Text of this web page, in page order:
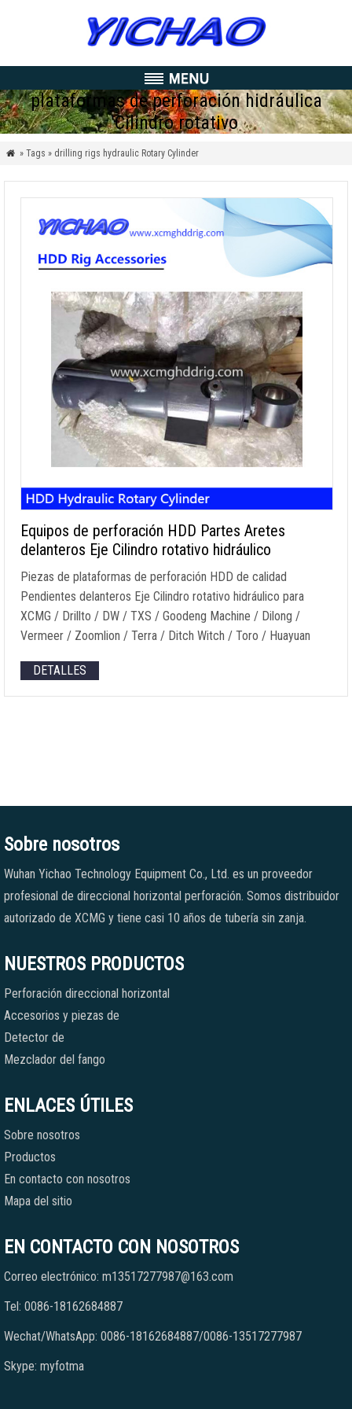
plataformas de perforación hidráulica
Cilindro rotativo
 » Tags » drilling rigs hydraulic Rotary Cylinder
Equipos de perforación HDD Partes Aretes
delanteros Eje Cilindro rotativo hidráulico
Piezas de plataformas de perforación HDD de calidad
Pendientes delanteros Eje Cilindro rotativo hidráulico para
XCMG / Drillto / DW / TXS / Goodeng Machine / Dilong /
Vermeer / Zoomlion / Terra / Ditch Witch / Toro / Huayuan
DETALLES
Sobre nosotros
Wuhan Yichao Technology Equipment Co., Ltd. es un proveedor
profesional de direccional horizontal perforación. Somos distribuidor
autorizado de XCMG y tiene casi 10 años de tubería sin zanja.
NUESTROS PRODUCTOS
Perforación direccional horizontal
Accesorios y piezas de
Detector de
Mezclador del fango
ENLACES ÚTILES
Sobre nosotros
Productos
En contacto con nosotros
Mapa del sitio
EN CONTACTO CON NOSOTROS
Correo electrónico: m13517277987@163.com
Tel: 0086-18162684887
Wechat/WhatsApp: 0086-18162684887/0086-13517277987
Skype: myfotma